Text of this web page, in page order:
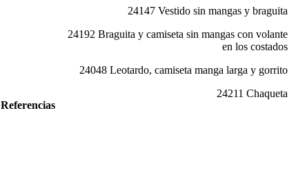
Referencias
24147 Vestido sin mangas y braguita
24192 Braguita y camiseta sin mangas con volante
en los costados
24048 Leotardo, camiseta manga larga y gorrito
24211 Chaqueta